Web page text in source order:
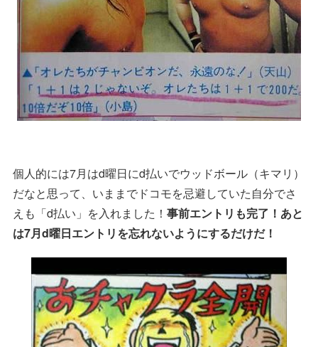
個人的には7月はd曜日にd払いでウッドボール（キマリ）
だなと思って、いままでドコモを忌避していた自分でさ
えも「d払い」を入れました！ 事前エントリも完了！あと
は7月d曜日エントリを忘れないようにするだけだ！